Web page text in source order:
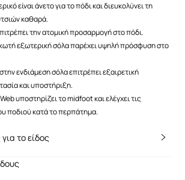
είναι άνετο για το πόδι και διευκολύνει τη
καθαρά.
την ατομική προσαρμογή στο πόδι.
εξωτερική σόλα παρέχει υψηλή πρόσφυση στο
ενδιάμεση σόλα επιτρέπει εξαιρετική
και υποστήριξη.
υποστηρίζει το midfoot και ελέγχει τις
ποδιού κατά το περπάτημα.
το είδος